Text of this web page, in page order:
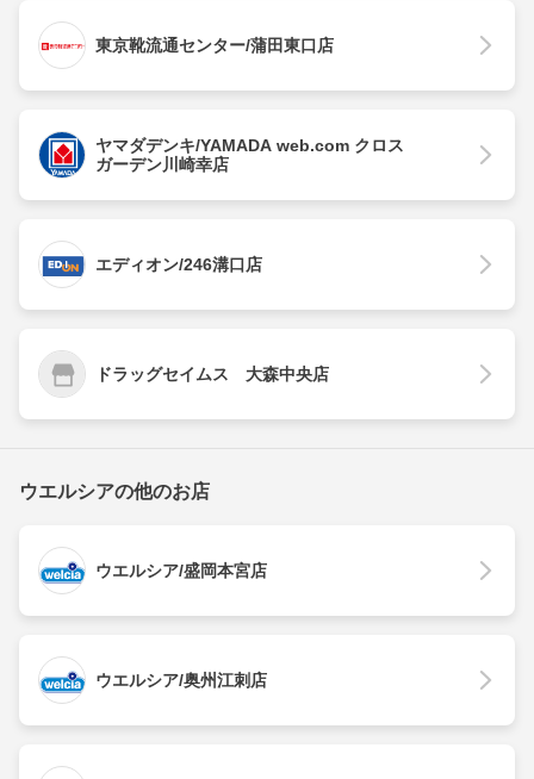
東京靴流通センター/蒲田東口店
ヤマダデンキ/YAMADA web.com クロス
ガーデン川崎幸店
エディオン/246溝口店
ドラッグセイムス 大森中央店
ウエルシアの他のお店
ウエルシア/盛岡本宮店
ウエルシア/奥州江刺店